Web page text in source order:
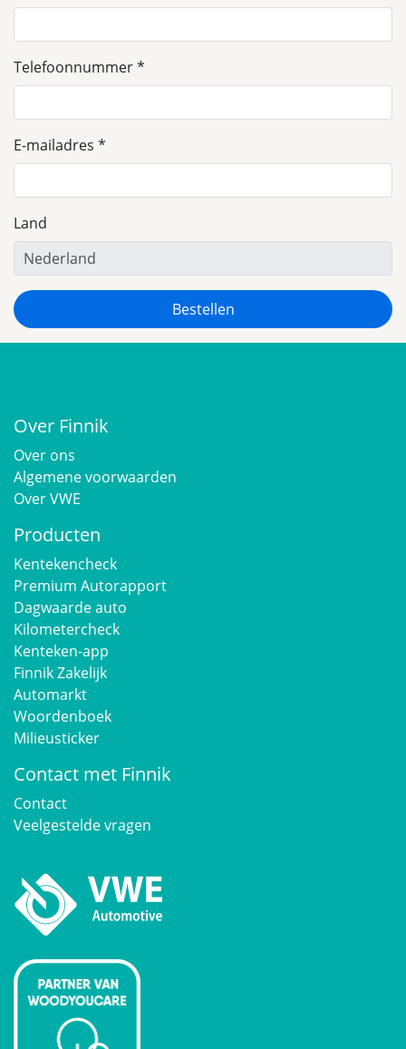
Telefoonnummer
E-mailadres
Land
Over Finnik
Over ons
Algemene voorwaarden
Over VWE
Producten
Kentekencheck
Premium Autorapport
Dagwaarde auto
Kilometercheck
Kenteken-app
Finnik Zakelijk
Automarkt
Woordenboek
Milieusticker
Contact met Finnik
Contact
Veelgestelde vragen